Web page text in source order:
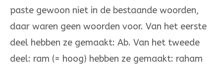
paste ge­woon niet in de bestaan­de woorden,
daar waren geen woor­­den voor. Van het eerste
deel hebben ze gemaakt: Ab. Van het tweede
deel: ram (= hoog) hebben ze gemaakt: raham